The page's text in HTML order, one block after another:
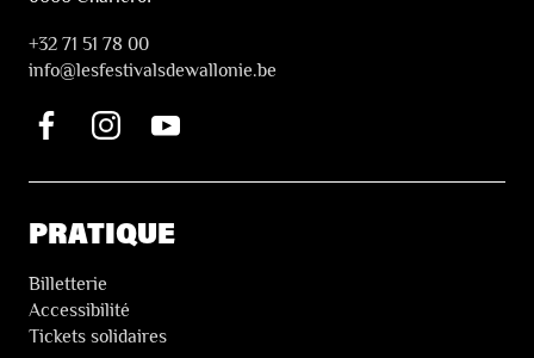
+32 71 51 78 00
info@lesfestivalsdewallonie.be
PRATIQUE
Billetterie
Accessibilité
Tickets solidaires